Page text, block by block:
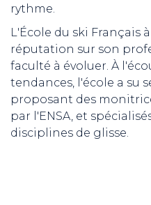
rythme.
L'École du ski Français
réputation sur son
faculté à évoluer. À
tendances, l'école a su
proposant des
par l'ENSA, et
disciplines de glisse.